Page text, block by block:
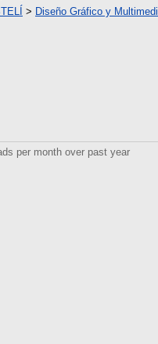
> Diseño Gráfico y
per month over past year